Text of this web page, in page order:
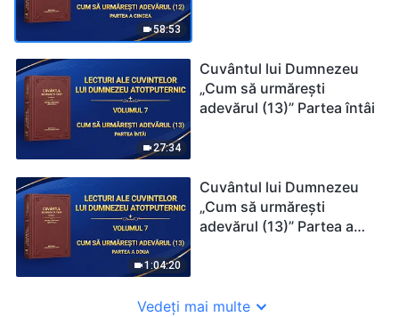
58:53
27:34
Cuvântul lui Dumnezeu
„Cum să urmărești
adevărul (13)” Partea întâi
1:04:20
Cuvântul lui Dumnezeu
„Cum să urmărești
adevărul (13)” Partea a
Vedeți mai multe